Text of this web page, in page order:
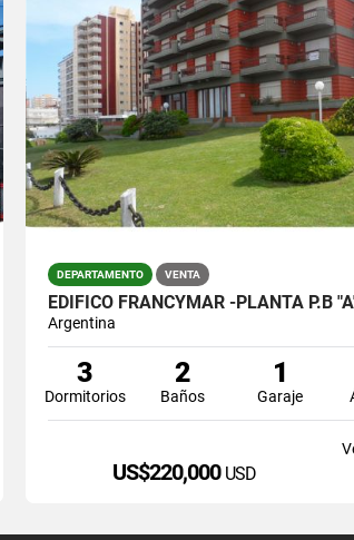
DEPARTAMENTO VENTA
EDIFICO FRANCYMAR -PLANTA P.B
Argentina
3
Dormitorios
2
Baños
1
Garaje
US$220,000 USD